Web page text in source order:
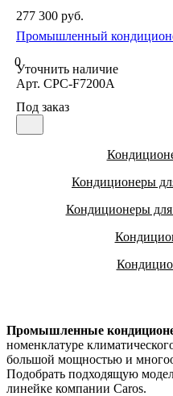
277 300 руб.
Промышленный
0
Уточнить наличие
Арт. CPC-F7200A
Под заказ
Кондиционеры
Кондиционеры
Промышленные
номенклатуре
большой мощностью и
Подобрать подходящую
линейке компании Caros.